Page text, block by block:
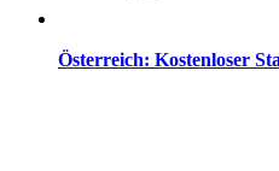
Österreich: Kostenloser